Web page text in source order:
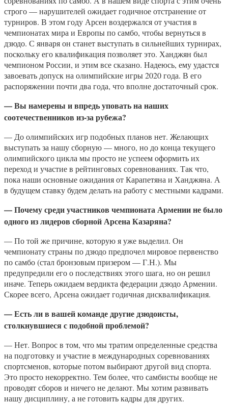
строго — нарушителей ожидает годичное отстранение от
турниров. В этом году Арсен воздержался от участия в
чемпионатах мира и Европы по самбо, чтобы вернуться в
дзюдо. С января он станет выступать в сильнейших турнирах,
поскольку его квалификация позволяет это. Ханджян был
чемпионом России, и этим все сказано. Надеюсь, ему удастся
завоевать допуск на олимпийские игры 2020 года. В его
распоряжении почти два года, что вполне достаточный срок.
— Вы намерены и впредь уповать на наших
соотечественников из-за рубежа?
— До олимпийских игр подобных планов нет. Желающих
выступать за нашу сборную — много, но до конца текущего
олимпийского цикла мы просто не успеем оформить их
переход и участие в рейтинговых соревнованиях. Так что,
пока наши основные ожидания от Карапетяна и Ханджяна. А
в будущем ставку будем делать на работу с местными кадрами.
— Почему среди участников чемпионата Армении не было
одного из лидеров сборной Арсена Казаряна?
— По той же причине, которую я уже выделил. Он
чемпионату страны по дзюдо предпочел мировое первенство
по самбо (стал бронзовым призером — Г.Н.). Мы
предупредили его о последствиях этого шага, но он решил
иначе. Теперь ожидаем вердикта федерации дзюдо Армении.
Скорее всего, Арсена ожидает годичная дисквалификация.
— Есть ли в вашей команде другие дзюдоисты,
столкнувшиеся с подобной проблемой?
— Нет. Вопрос в том, что мы тратим определенные средства
на подготовку и участие в международных соревнованиях
спортсменов, которые потом выбирают другой вид спорта.
Это просто некорректно. Тем более, что самбисты вообще не
проводят сборов и ничего не делают. Мы хотим развивать
нашу дисциплину, а не готовить кадры для других.